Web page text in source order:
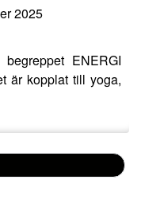
2025
ENERGI
är kopplat till yoga,